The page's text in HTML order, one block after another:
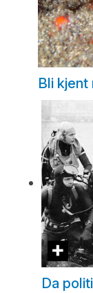
Bli kjent
Da